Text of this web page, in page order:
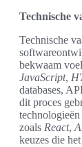
Technische
Technische
bekwaam
JavaScript,
databases,
dit proces
zoals React,
keuzes die